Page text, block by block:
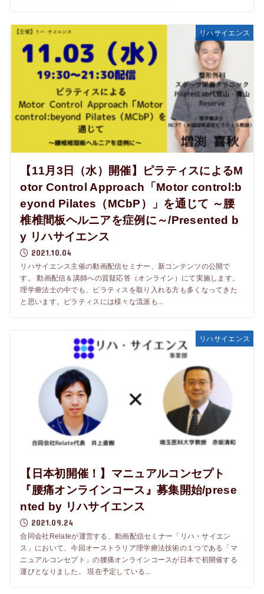
リハサイエンス
【11月3日（水）開催】ピラティスによるM
otor Control Approach「Motor control:b
eyond Pilates（MCbP）」を通じて ～腰
椎椎間板ヘルニアを症例に～/Presented b
y リハサイエンス
2021.10.04
リハサイエンス主催の動画配信セミナー、新コンテンツの公開で
す。 動画配信＆講師への質疑応答（オンライン）にて実施します。
理学療法士の中でも、ピラティスを取り入れる方も多くなってきた
と思います。ピラティスには様々な流派も...
リハサイエンス
【日本初開催！】マニュアルコンセプト
『腰痛オンラインコース』募集開始/prese
nted by リハサイエンス
2021.09.24
合同会社Relateが運営する、動画配信セミナー「リハ・サイエン
ス」において、今回オーストラリア理学療法技術の１つである「マ
ニュアルコンセプト」の腰痛オンラインコースが日本で初開催する
運びとなりました。 現在予定している...